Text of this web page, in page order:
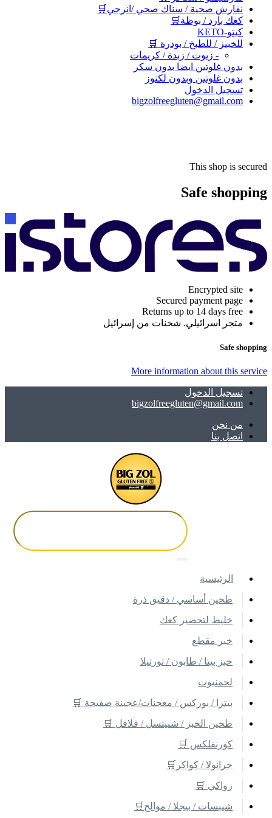
نقارش صحية / سناك صحي /انرجي🛒
كعك بارد / بوظة🛒
كيتو-KETO
للخبيز / للطبخ / بودرة 🛒
- زيوت / زبدة / كريمات
بدون غلوتين ايضا بدون سكر
بدون غلوتين وبدون لكتوز
تسجيل الدخول
bigzolfreegluten@gmail.com
This shop is secured
Safe shopping
Encrypted site
Secured payment page
Returns up to 14 days free
متجر اسرائيلي. شحنات من إسرائيل
Safe shopping
More information about this service
تسجيل الدخول
bigzolfreegluten@gmail.com
ﻣﻦ ﻧﺤﻦ
اتصل بنا
اﻟﺮﺋﻴﺴﻴﺔ
طحين أساسي / دقيق ذرة
خليط لتحضير كعك
خبر مقطع
خبز بيتا / طابون / تورتيلا
لحمنيوت
بيتزا / بوركس / معجنات/عجينة صفيحة 🛒
طحين الخبز / شنيتسل / فلافل 🛒
كورنفلكس 🛒
جرانولا / كواكر🛒
زواكي 🛒
شيبسات / بيجلا / موالح🛒